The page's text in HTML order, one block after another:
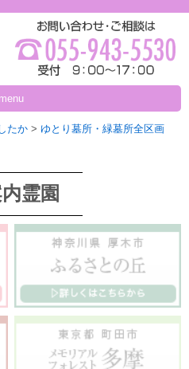
menu
たか > ゆとり墓所・緑墓所全区画
霊園